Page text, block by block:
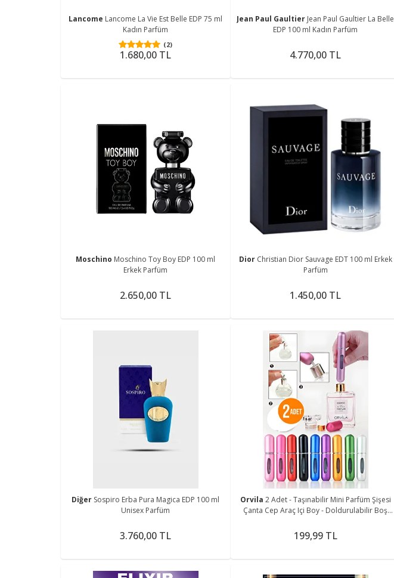
Lancome Lancome La Vie Est Belle EDP 75 ml
Kadın Parfüm
(2)
1.680,00 TL
Jean Paul Gaultier Jean Paul Gaultier La Belle
EDP 100 ml Kadın Parfüm
4.770,00 TL
Moschino Moschino Toy Boy EDP 100 ml
Erkek Parfüm
2.650,00 TL
Dior Christian Dior Sauvage EDT 100 ml Erkek
Parfüm
1.450,00 TL
Diğer Sospiro Erba Pura Magica EDP 100 ml
Unisex Parfüm
3.760,00 TL
Orvila 2 Adet - Taşınabilir Mini Parfüm Şişesi
Çanta Cep Araç Içi Boy - Doldurulabilir Boş
199,99 TL